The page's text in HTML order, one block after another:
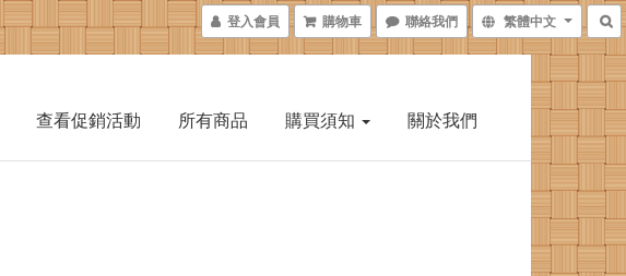
登入會員 購物車 聯絡我們 繁體中文
查看促銷活動 所有商品 購買須知 關於我們